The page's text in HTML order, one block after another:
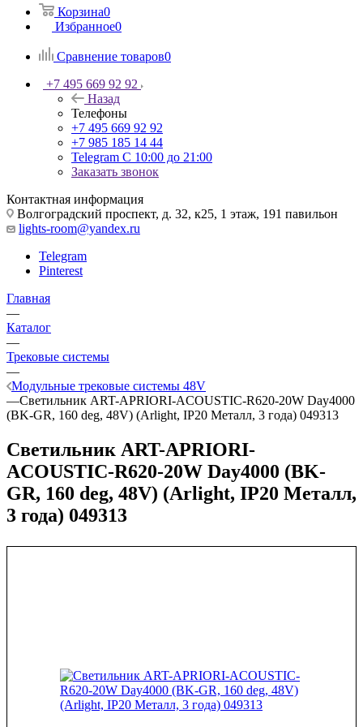
Корзина0
Избранное0
Сравнение товаров0
+7 495 669 92 92
Назад
Телефоны
+7 495 669 92 92
+7 985 185 14 44
Telegram С 10:00 до 21:00
Заказать звонок
Контактная информация
Волгоградский проспект, д. 32, к25, 1 этаж, 191 павильон
lights-room@yandex.ru
Telegram
Pinterest
Главная
—
Каталог
—
Трековые системы
—
Модульные трековые системы 48V
—Светильник ART-APRIORI-ACOUSTIC-R620-20W Day4000
(BK-GR, 160 deg, 48V) (Arlight, IP20 Металл, 3 года) 049313
Светильник ART-APRIORI-
ACOUSTIC-R620-20W Day4000 (BK-
GR, 160 deg, 48V) (Arlight, IP20 Металл,
3 года) 049313